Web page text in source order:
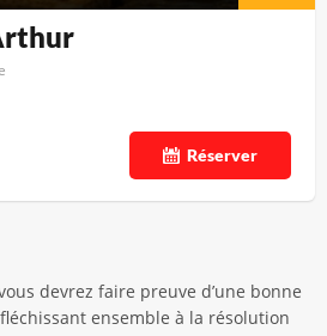
Réserver
devrez faire preuve d’une bonne
ensemble à la résolution